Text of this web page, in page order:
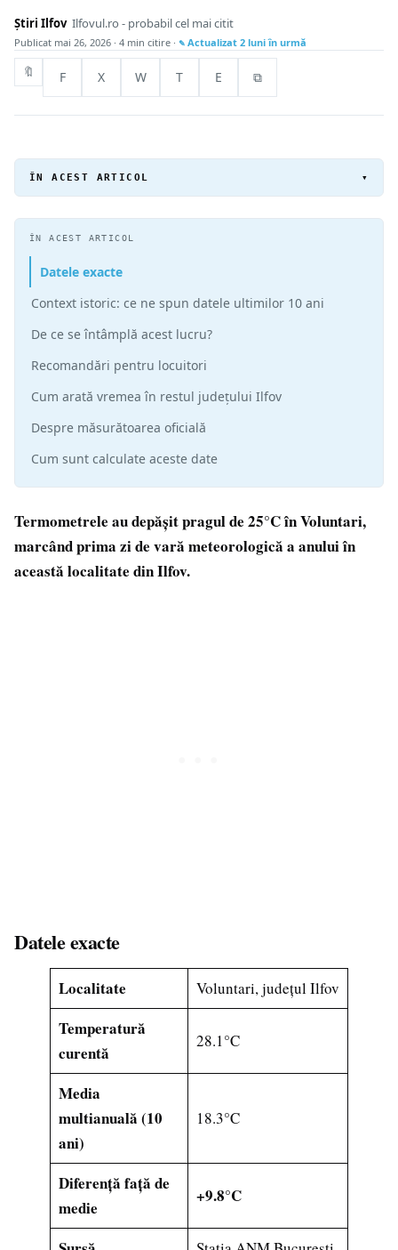
Știri Ilfov Ilfovul.ro - probabil cel mai citit
Publicat mai 26, 2026 · 4 min citire · Actualizat 2 luni în urmă
🔖 F X W T E ⧉
ÎN ACEST ARTICOL ▾
Termometrele au depășit pragul de 25°C în Voluntari,
marcând prima zi de vară meteorologică a anului în
această localitate din Ilfov.
Datele exacte
Localitate Voluntari, județul Ilfov
Temperatură
curentă
28.1°C
Media
multianuală (10
ani)
18.3°C
Diferență față de
medie
+9.8°C
ÎN ACEST ARTICOL
Datele exacte
Context istoric: ce ne spun datele ultimilor 10 ani
De ce se întâmplă acest lucru?
Recomandări pentru locuitori
Cum arată vremea în restul județului Ilfov
Despre măsurătoarea oficială
Cum sunt calculate aceste date